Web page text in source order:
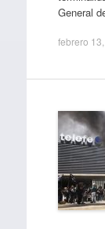
General
febrero